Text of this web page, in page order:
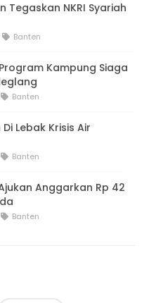
Tegaskan NKRI Syariah
Banten
Kampung Siaga
Banten
Lebak Krisis Air
Banten
Anggarkan Rp 42
Banten